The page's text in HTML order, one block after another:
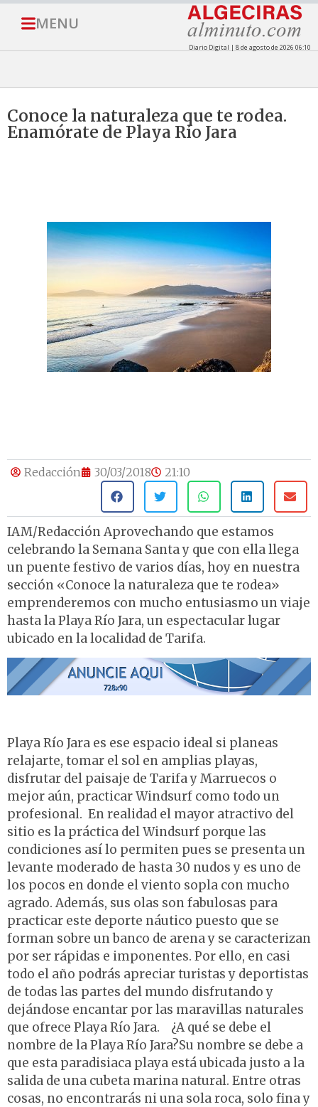
MENU
Diario Digital | 8 de agosto de 2026 06:10
Conoce la naturaleza que te rodea.
Enamórate de Playa Río Jara
Redacción 30/03/2018 21:10
IAM/Redacción Aprovechando que estamos
celebrando la Semana Santa y que con ella llega
un puente festivo de varios días, hoy en nuestra
sección «Conoce la naturaleza que te rodea»
emprenderemos con mucho entusiasmo un viaje
hasta la Playa Río Jara, un espectacular lugar
ubicado en la localidad de Tarifa.
Playa Río Jara es ese espacio ideal si planeas
relajarte, tomar el sol en amplias playas,
disfrutar del paisaje de Tarifa y Marruecos o
mejor aún, practicar Windsurf como todo un
profesional. En realidad el mayor atractivo del
sitio es la práctica del Windsurf porque las
condiciones así lo permiten pues se presenta un
levante moderado de hasta 30 nudos y es uno de
los pocos en donde el viento sopla con mucho
agrado. Además, sus olas son fabulosas para
practicar este deporte náutico puesto que se
forman sobre un banco de arena y se caracterizan
por ser rápidas e imponentes. Por ello, en casi
todo el año podrás apreciar turistas y deportistas
de todas las partes del mundo disfrutando y
dejándose encantar por las maravillas naturales
que ofrece Playa Río Jara. ¿A qué se debe el
nombre de la Playa Río Jara?Su nombre se debe a
que esta paradisiaca playa está ubicada justo a la
salida de una cubeta marina natural. Entre otras
cosas, no encontrarás ni una sola roca, solo fina y